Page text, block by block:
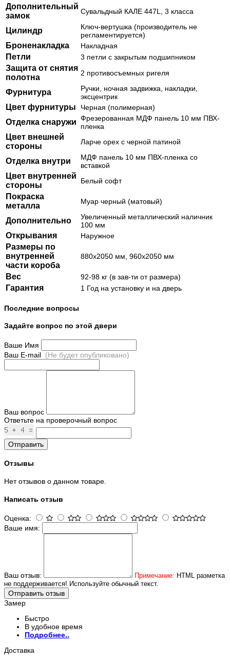
Дополнительный
замок
Сувальдный КАЛЕ 447L, 3 класса
Цилиндр
Ключ-вертушка (производитель не
регламентируется)
Броненакладка Накладная
Петли 3 петли с закрытым подшипником
Защита от снятия
полотна
2 противосъемных ригеля
Фурнитура
Ручки, ночная задвижка, накладки,
эксцентрик
Цвет фурнитуры Черная (полимерная)
Отделка снаружи Фрезерованная МДФ панель 10 мм ПВХ-
пленка
Цвет внешней
стороны
Ларче орех с черной патиной
Отделка внутри
МДФ панель 10 мм ПВХ-пленка со
вставкой
Цвет внутренней
стороны
Белый софт
Покраска
металла
Муар черный (матовый)
Дополнительно
Увеличенный металлический наличник
100 мм
Открывания Наружное
Размеры по
внутренней
части короба
880х2050 мм, 960х2050 мм
Вес 92-98 кг (в зав-ти от размера)
Гарантия 1 Год на установку и на дверь
Последние вопросы
Задайте вопрос по этой двери
Ваше Имя
Ваш E-mail (Не будет опубликовано)
Ваш вопрос
Ответьте на проверочный вопрос
Отправить
Отзывы
Нет отзывов о данном товаре.
Написать отзыв
Оценка:
Ваше имя:
Ваш отзыв: Примечание: HTML разметка
не поддерживается! Используйте обычный текст.
Отправить отзыв
Замер
Быстро
В удобное время
Подробнее..
Доставка